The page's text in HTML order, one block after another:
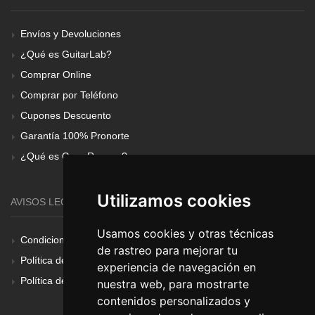
Utilizamos cookies
Usamos cookies y otras técnicas
de rastreo para mejorar tu
experiencia de navegación en
nuestra web, para mostrarte
contenidos personalizados y
Envíos y Devoluciones
¿Qué es GuitarLab?
Comprar Online
Comprar por Teléfono
Cupones Descuento
Garantía 100% Pronorte
¿Qué es Gear Renove?
AVISOS LEGALES
Condiciones Generales
Política de Cookies
Política de Privacidad